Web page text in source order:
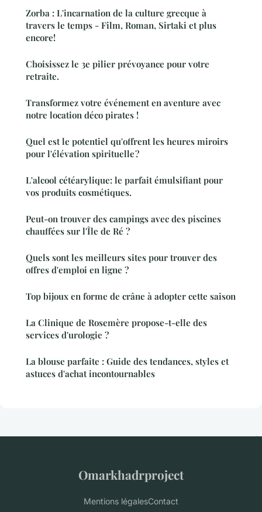
Zorba : L'incarnation de la culture grecque à
travers le temps - Film, Roman, Sirtaki et plus
encore!
Choisissez le 3e pilier prévoyance pour votre
retraite.
Transformez votre événement en aventure avec
notre location déco pirates !
Quel est le potentiel qu'offrent les heures miroirs
pour l'élévation spirituelle ?
L'alcool cétéarylique: le parfait émulsifiant pour
vos produits cosmétiques.
Peut-on trouver des campings avec des piscines
chauffées sur l'Île de Ré ?
Quels sont les meilleurs sites pour trouver des
offres d'emploi en ligne ?
Top bijoux en forme de crâne à adopter cette saison
La Clinique de Rosemère propose-t-elle des
services d'urologie ?
La blouse parfaite : Guide des tendances, styles et
astuces d'achat incontournables
Omarkhadrproject
Mentions légalesContact